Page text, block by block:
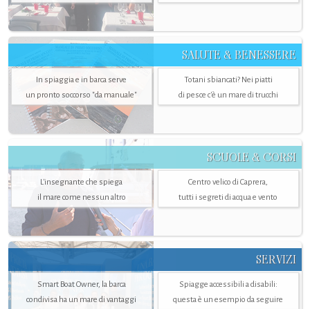
SALUTE & BENESSERE
In spiaggia e in barca serve
un pronto soccorso "da manuale"
Totani sbiancati? Nei piatti
di pesce c'è un mare di trucchi
SCUOLE & CORSI
L'insegnante che spiega
il mare come nessun altro
Centro velico di Caprera,
tutti i segreti di acqua e vento
SERVIZI
Smart Boat Owner, la barca
condivisa ha un mare di vantaggi
Spiagge accessibili a disabili:
questa è un esempio da seguire